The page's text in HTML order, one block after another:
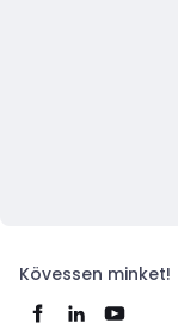
Kövessen minket!